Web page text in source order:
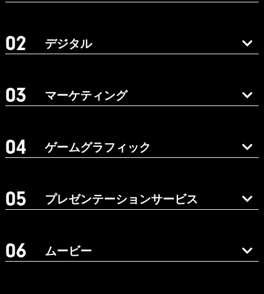
デジタル
マーケティング
ゲームグラフィック
プレゼンテーションサービス
ムービー